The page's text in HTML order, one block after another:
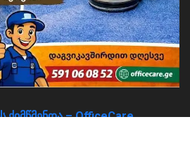
ქიმწმენდა – OfficeCare